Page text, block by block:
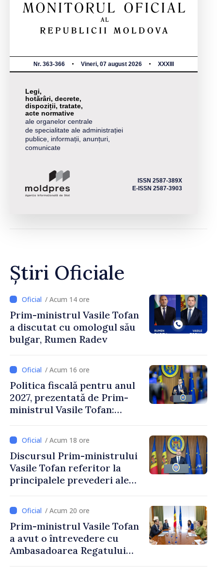
Nr. 363-366 Vineri, 07 august 2026 XXXIII
Legi,
hotărâri, decrete,
dispoziții, tratate,
acte normative
ale organelor centrale
de specialitate ale administrației
publice, informații, anunțuri,
comunicate
ISSN 2587-389X
E-ISSN 2587-3903
Știri Oficiale
/ Acum 14 ore
Prim-ministrul Vasile Tofan
a discutat cu omologul său
bulgar, Rumen Radev
/ Acum 16 ore
Politica fiscală pentru anul
2027, prezentată de Prim-
ministrul Vasile Tofan:
stimularea investițiilor și o
taxare mai echitabilă
/ Acum 18 ore
Discursul Prim-ministrului
Vasile Tofan referitor la
principalele prevederi ale
2027
/ Acum 20 ore
Prim-ministrul Vasile Tofan
a avut o întrevedere cu
Ambasadoarea Regatului